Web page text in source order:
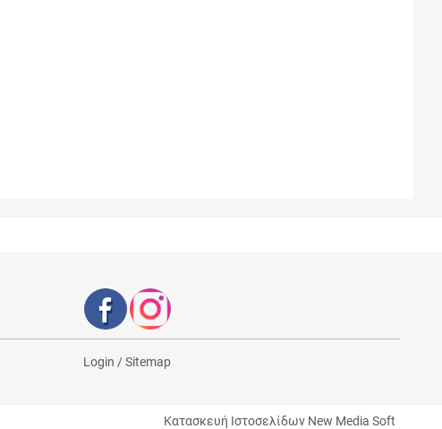
Login /Sitemap
Κατασκευή Ιστοσελίδων New Media Soft